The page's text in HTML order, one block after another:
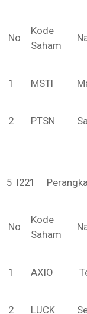
No
Kode
Saham
1 MSTI
2 PTSN
5 I221
No
Kode
Saham
1 AXIO
2 LUCK